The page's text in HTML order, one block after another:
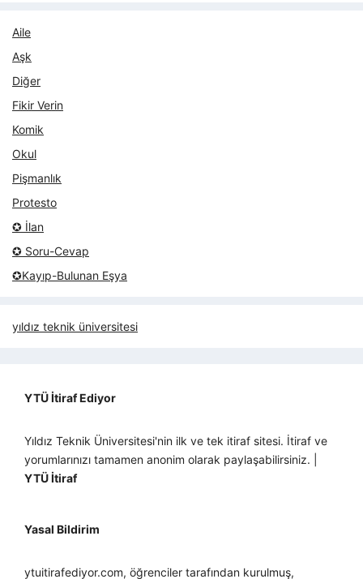
Aile
Aşk
Diğer
Fikir Verin
Komik
Okul
Pişmanlık
Protesto
✪ İlan
✪ Soru-Cevap
✪Kayıp-Bulunan Eşya
yıldız teknik üniversitesi
YTÜ İtiraf Ediyor
Yıldız Teknik Üniversitesi'nin ilk ve tek itiraf sitesi. İtiraf ve
yorumlarınızı tamamen anonim olarak paylaşabilirsiniz. |
YTÜ İtiraf
Yasal Bildirim
ytuitirafediyor.com, öğrenciler tarafından kurulmuş,